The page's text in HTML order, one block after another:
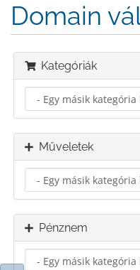
Domain
Kategóriák
Műveletek
Pénznem